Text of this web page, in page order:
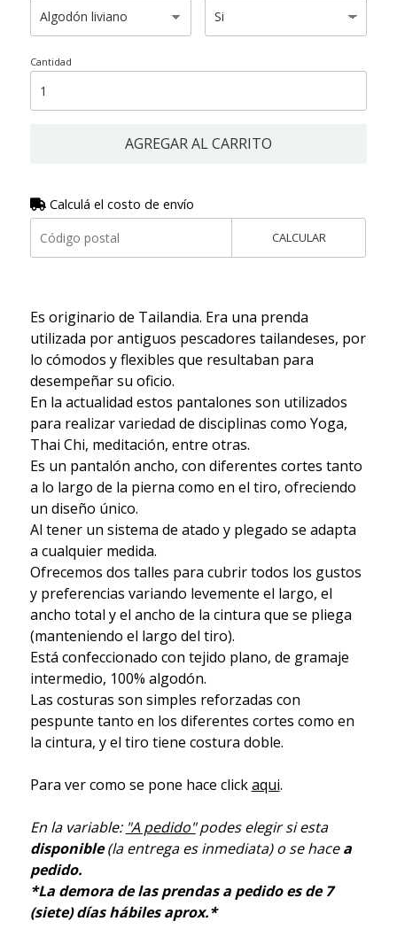
Cantidad
AGREGAR AL CARRITO
Calculá el costo de envío
CALCULAR
Es originario de Tailandia. Era una prenda
utilizada por antiguos pescadores tailandeses, por
lo cómodos y flexibles que resultaban para
desempeñar su oficio.
En la actualidad estos pantalones son utilizados
para realizar variedad de disciplinas como Yoga,
Thai Chi, meditación, entre otras.
Es un pantalón ancho, con diferentes cortes tanto
a lo largo de la pierna como en el tiro, ofreciendo
un diseño único.
Al tener un sistema de atado y plegado se adapta
a cualquier medida.
Ofrecemos dos talles para cubrir todos los gustos
y preferencias variando levemente el largo, el
ancho total y el ancho de la cintura que se pliega
(manteniendo el largo del tiro).
Está confeccionado con tejido plano, de gramaje
intermedio, 100% algodón.
Las costuras son simples reforzadas con
pespunte tanto en los diferentes cortes como en
la cintura, y el tiro tiene costura doble.
Para ver como se pone hace clickaqui.
En la variable: "A pedido"podes elegir si esta
disponible(la entrega es inmediata) o se hacea
pedido.
*La demora de las prendas a pedido es de 7
(siete) días hábiles aprox.*